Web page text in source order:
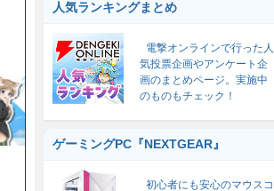
人気ランキングまとめ
電撃オンラインで行った人
気投票企画やアンケート企
画のまとめページ。実施中
のものもチェック！
ゲーミングPC『NEXTGEAR』
初心者にも安心のマウスコ